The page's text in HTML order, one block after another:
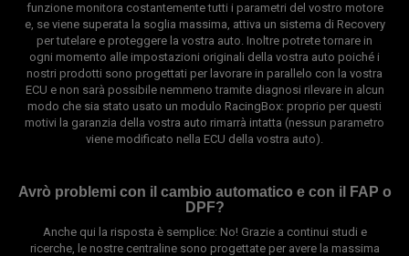
funzione monitora costantemente tutti i parametri del vostro motore
e, se viene superata la soglia massima, attiva un sistema di Recovery
per tutelare e proteggere la vostra auto. Inoltre potrete tornare in
ogni momento alle impostazioni originali della vostra auto poiché i
nostri prodotti sono progettati per lavorare in parallelo con la vostra
ECU e non sarà possibile nemmeno tramite diagnosi rilevare in alcun
modo che sia stato usato un modulo RacingBox: proprio per questi
motivi la garanzia della vostra auto rimarrà intatta (nessun parametro
viene modificato nella ECU della vostra auto).
Avrò problemi con il cambio automatico e con il FAP o
DPF?
Anche qui la risposta è semplice: No! Grazie a continui studi e
ricerche, le nostre centraline sono progettate per avere la massima